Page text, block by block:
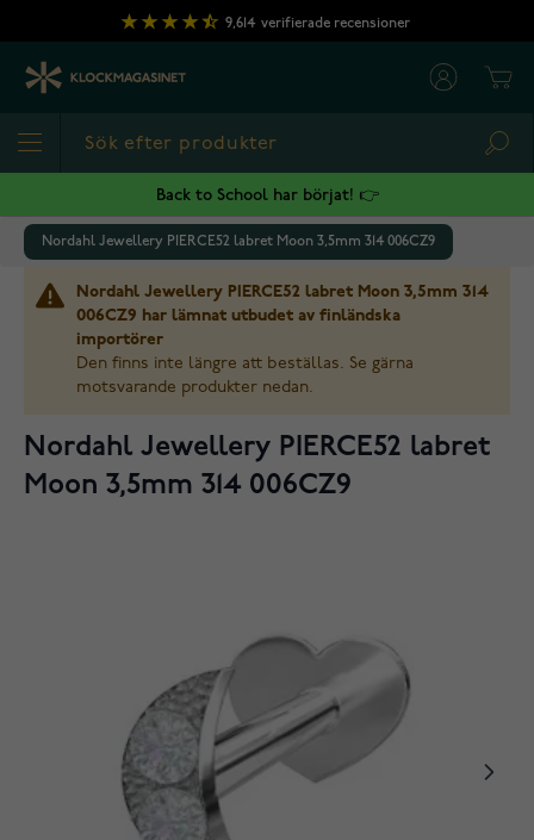
Hoppa till innehållet
9,614 verifierade recensioner
Back to School har börjat! 👉
Nordahl Jewellery PIERCE52 labret Moon 3,5mm 314 006CZ9
Nordahl Jewellery PIERCE52 labret Moon 3,5mm 314
006CZ9 har lämnat utbudet av finländska
importörer
Den finns inte längre att beställas. Se gärna
motsvarande produkter nedan.
Nordahl Jewellery PIERCE52 labret
Moon 3,5mm 314 006CZ9